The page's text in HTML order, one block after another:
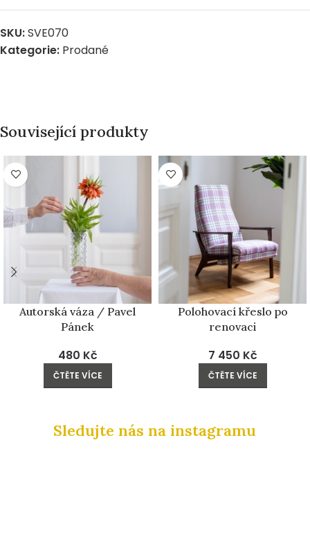
SKU:SVE070
Kategorie: Prodané
Související produkty
PRODÁNO
Autorská váza / Pavel
Pánek
480 Kč
ČTĚTE VÍCE
PRODÁNO
Polohovací křeslo po
renovaci
7 450 Kč
ČTĚTE VÍCE
Sledujte nás na instagramu